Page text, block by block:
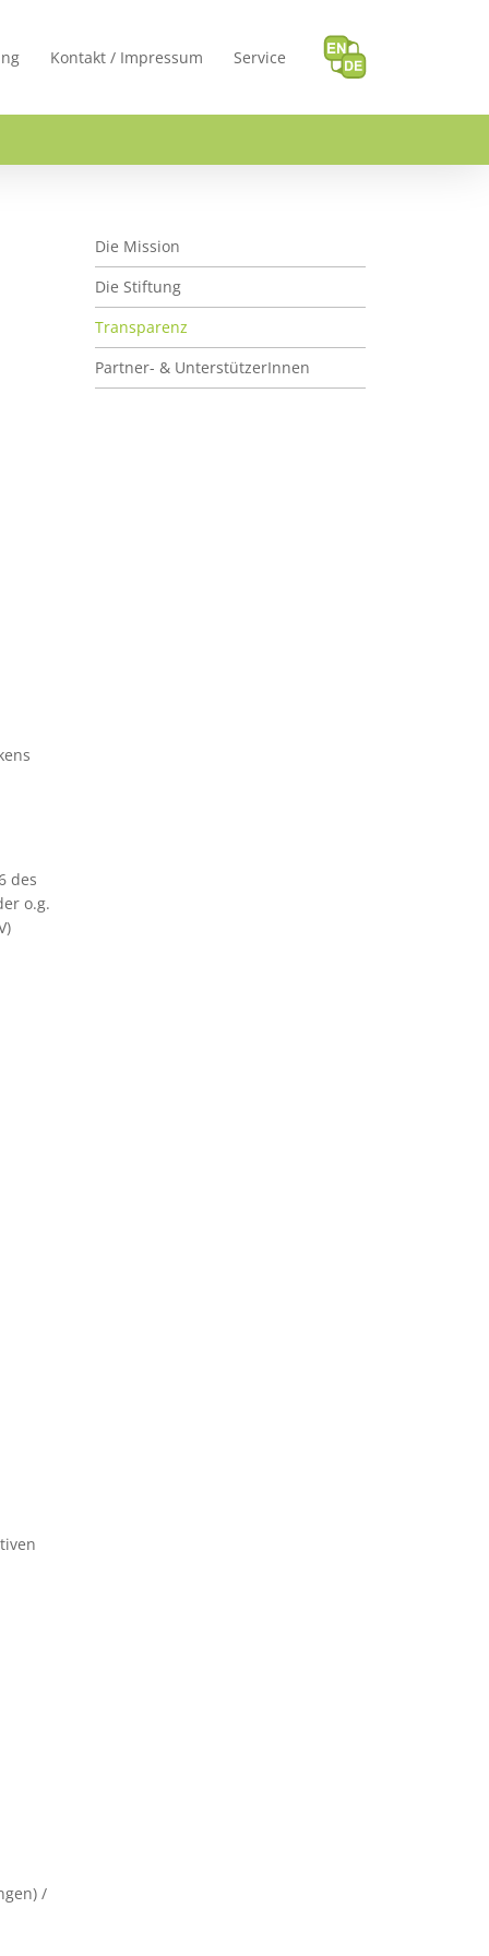
Kontakt / Impressum Service
des
o.g.
/
Transparenz
Die Mission
Die Stiftung
Transparenz
Partner- & UnterstützerInnen